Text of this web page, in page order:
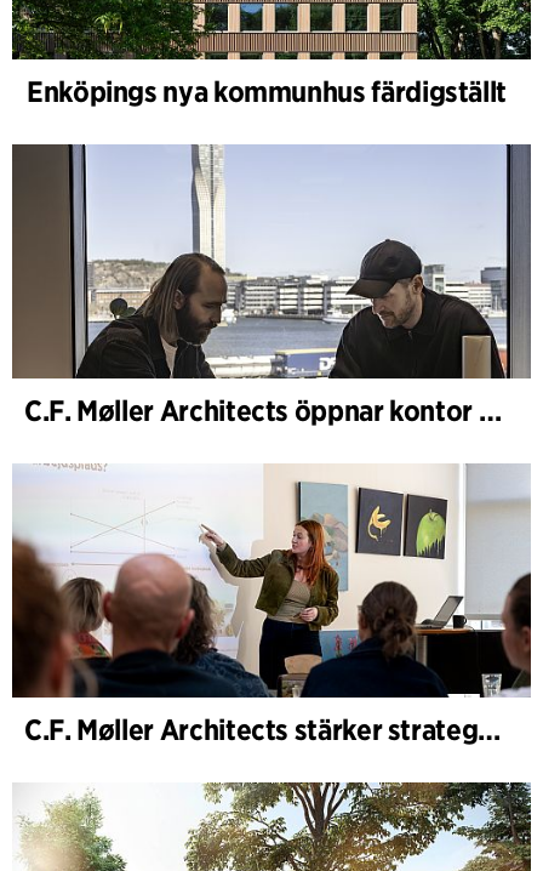
Enköpings nya kommunhus färdigställt
C.F. Møller Architects öppnar kontor i Göteborg
C.F. Møller Architects stärker strategisk rådgivning i tidiga skeden